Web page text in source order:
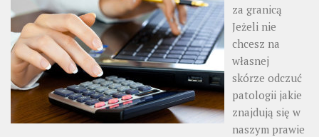
za granicą
Jeżeli nie
chcesz na
własnej
skórze odczuć
patologii jakie
znajdują się w
naszym prawie